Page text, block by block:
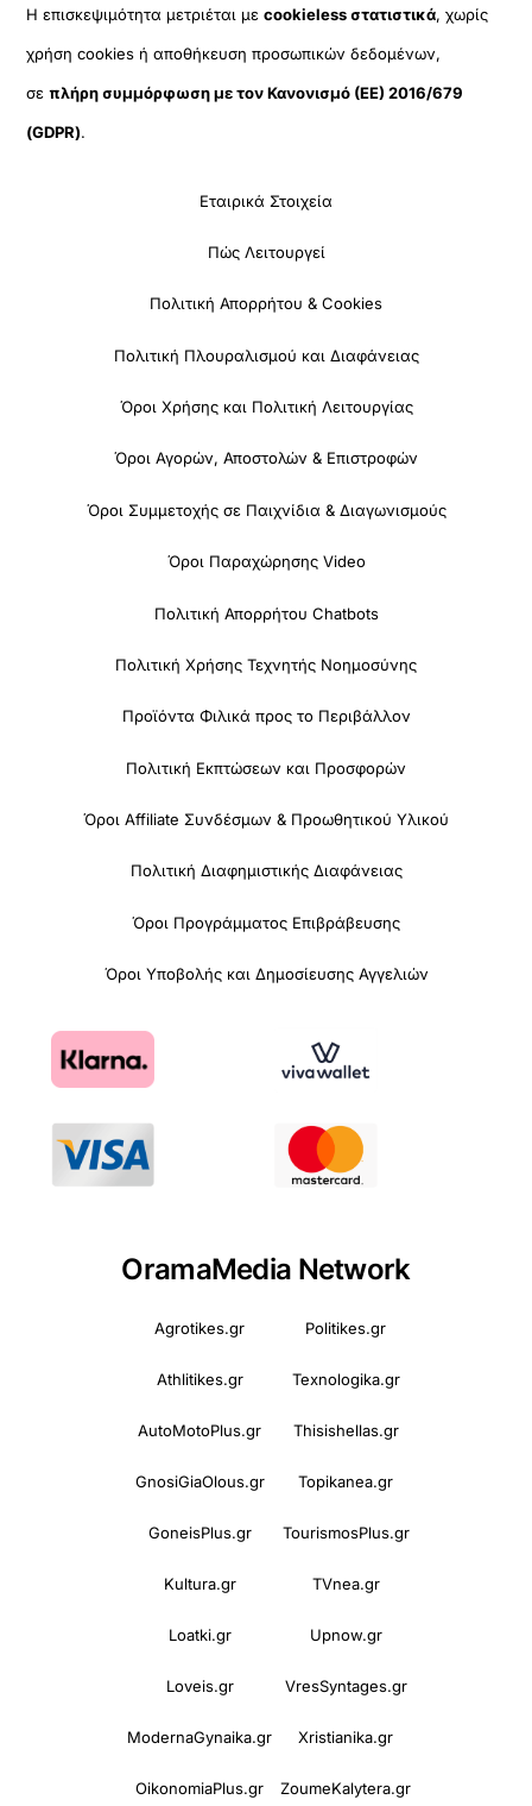
Η επισκεψιμότητα μετριέται μεcookieless στατιστικά, χωρίς
χρήση cookies ή αποθήκευση προσωπικών δεδομένων,
σεπλήρη συμμόρφωση με τον Κανονισμό (ΕΕ) 2016/679
(GDPR).
Εταιρικά Στοιχεία
Πώς Λειτουργεί
Πολιτική Απορρήτου & Cookies
Πολιτική Πλουραλισμού και Διαφάνειας
Όροι Χρήσης και Πολιτική Λειτουργίας
Όροι Αγορών, Αποστολών & Επιστροφών
Όροι Συμμετοχής σε Παιχνίδια & Διαγωνισμούς
Όροι Παραχώρησης Video
Πολιτική Απορρήτου Chatbots
Πολιτική Χρήσης Τεχνητής Νοημοσύνης
Προϊόντα Φιλικά προς το Περιβάλλον
Πολιτική Εκπτώσεων και Προσφορών
Όροι Affiliate Συνδέσμων & Προωθητικού Υλικού
Πολιτική Διαφημιστικής Διαφάνειας
Όροι Προγράμματος Επιβράβευσης
Όροι Υποβολής και Δημοσίευσης Αγγελιών
OramaMedia Network
Agrotikes.gr Politikes.gr
Athlitikes.gr Texnologika.gr
AutoMotoPlus.gr Thisishellas.gr
GnosiGiaOlous.gr Topikanea.gr
GoneisPlus.gr TourismosPlus.gr
Kultura.gr TVnea.gr
Loatki.gr Upnow.gr
Loveis.gr VresSyntages.gr
ModernaGynaika.gr Xristianika.gr
OikonomiaPlus.gr ZoumeKalytera.gr